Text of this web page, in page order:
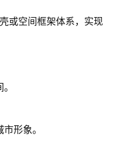
或空间框架体系，实现
形象。